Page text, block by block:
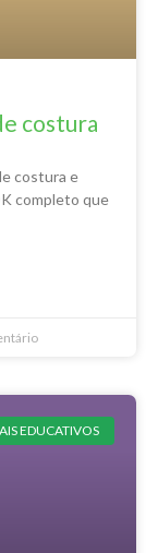
costura
costura e
completo que
EDUCATIVOS